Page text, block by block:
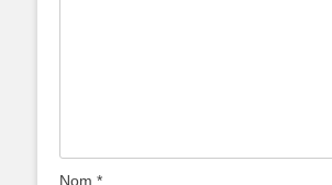
Nom *